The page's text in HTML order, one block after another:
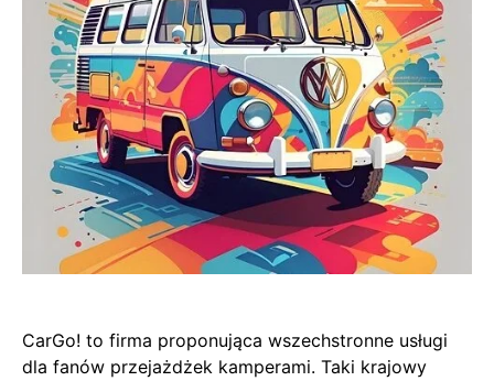
CarGo! to firma proponująca wszechstronne usługi
dla fanów przejażdżek kamperami. Taki krajowy